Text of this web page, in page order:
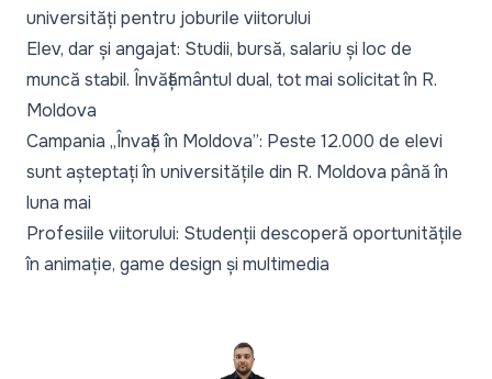
universități pentru joburile viitorului
Elev, dar și angajat: Studii, bursă, salariu și loc de
muncă stabil. Învățământul dual, tot mai solicitat în R.
Moldova
Campania „Învață în Moldova”: Peste 12.000 de elevi
sunt așteptați în universitățile din R. Moldova până în
luna mai
Profesiile viitorului: Studenții descoperă oportunitățile
în animație, game design și multimedia